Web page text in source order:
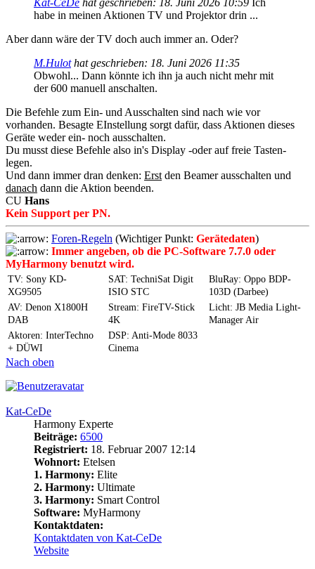
Kat-CeDe hat geschrieben: 18. Juni 2026 10:59 Ich
habe in meinen Aktionen TV und Projektor drin ...
Aber dann wäre der TV doch auch immer an. Oder?
M.Hulothat geschrieben: 18. Juni 2026 11:35
Obwohl... Dann könnte ich ihn ja auch nicht mehr mit
der 600 manuell anschalten.
Die Befehle zum Ein- und Ausschalten sind nach wie vor
vorhanden. Besagte EInstellung sorgt dafür, dass Aktionen dieses
Geräte weder ein- noch ausschalten.
Du musst diese Befehle also in's Display -oder auf freie Tasten-
legen.
Und dann immer dran denken: Erst den Beamer ausschalten und
danach dann die Aktion beenden.
CU Hans
Kein Support per PN.
Foren-Regeln (Wichtiger Punkt: Gerätedaten)
Immer angeben, ob die PC-Software 7.7.0 oder
MyHarmony benutzt wird.
TV: Sony KD-
XG9505
SAT: TechniSat Digit
ISIO STC
BluRay: Oppo BDP-
103D (Darbee)
AV: Denon X1800H
DAB
Stream: FireTV-Stick
4K
Licht: JB Media Light-
Manager Air
Aktoren: InterTechno
+ DÜWI
DSP: Anti-Mode 8033
Cinema
Nach oben
Kat-CeDe
Harmony Experte
Beiträge: 6500
Registriert: 18. Februar 2007 12:14
Wohnort: Etelsen
1. Harmony: Elite
2. Harmony: Ultimate
3. Harmony: Smart Control
Software: MyHarmony
Kontaktdaten:
Kontaktdaten von Kat-CeDe
Website